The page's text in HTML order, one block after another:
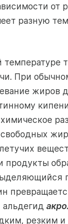
от
разную
температуре
При
жиров
продукты
резким